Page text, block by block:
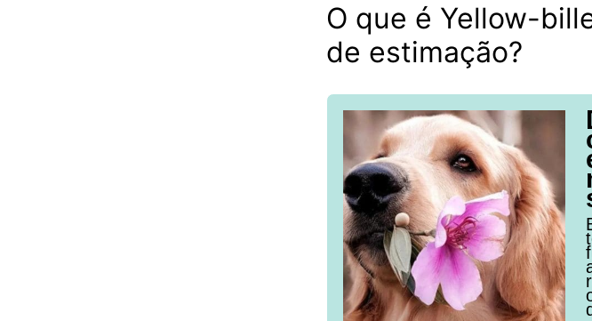
O que é Yellow-
de estimação?